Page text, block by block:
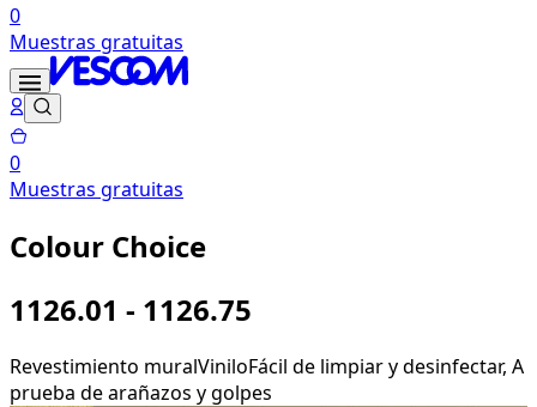
0
Muestras gratuitas
0
Muestras gratuitas
Colour Choice
1126.01 - 1126.75
Revestimiento muralViniloFácil de limpiar y desinfectar, A
prueba de arañazos y golpes